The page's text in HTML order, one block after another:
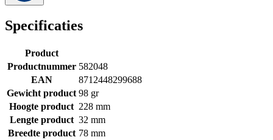
Specificaties
Product
Productnummer 582048
EAN
8712448299688
Gewicht product 98 gr
Hoogte product 228 mm
Lengte product 32 mm
Breedte product 78 mm